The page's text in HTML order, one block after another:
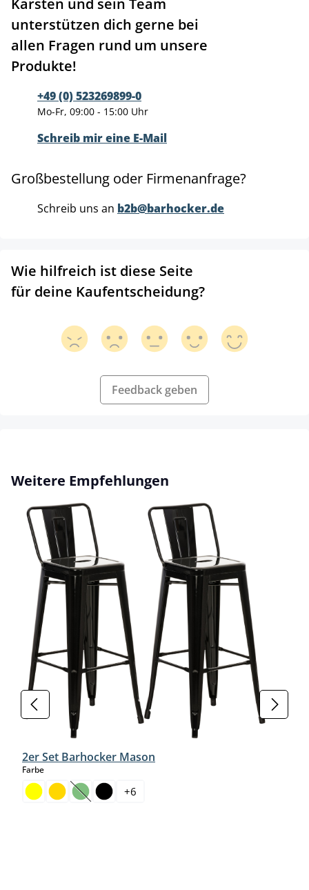
Karsten und sein Team
unterstützen dich gerne bei
allen Fragen rund um unsere
Produkte!
+49 (0) 523269899-0
Mo-Fr, 09:00 - 15:00 Uhr
Schreib mir eine E-Mail
Großbestellung oder Firmenanfrage?
Schreib uns an b2b@barhocker.de
Wie hilfreich ist diese Seite
für deine Kaufentscheidung?
Feedback geben
Produktgalerie überspringen
Weitere Empfehlungen
2er Set Barhocker Mason
Farbeauswählen
(Diese Option ist zurzeit nicht verfügbar.)
+6